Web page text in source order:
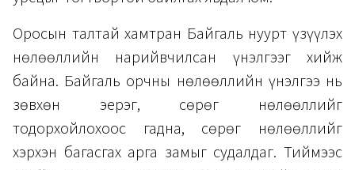
Оросын талтай хамтран Байгаль нуурт үзүүлэх
нөлөөллийн нарийвчилсан үнэлгээг хийж
байна. Байгаль орчны нөлөөллийн үнэлгээ нь
зөвхөн эерэг, сөрөг нөлөөллийг
тодорхойлохоос гадна, сөрөг нөлөөллийг
хэрхэн багасгах арга замыг судалдаг. Тиймээс